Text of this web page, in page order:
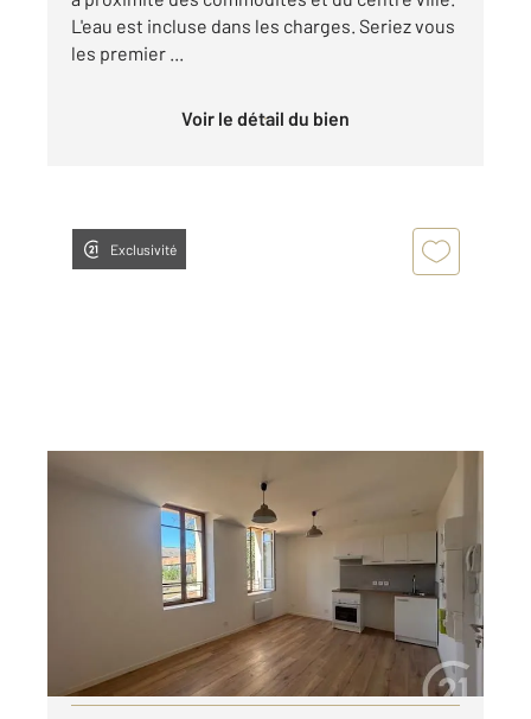
L'eau est incluse dans les charges. Seriez vous
les premier ...
Voir le détail du bien
Exclusivité
33,88 m2, 2 pièces
Appartement T2 à louer
445 €
par mois charges comprises
Visiter le site dédié